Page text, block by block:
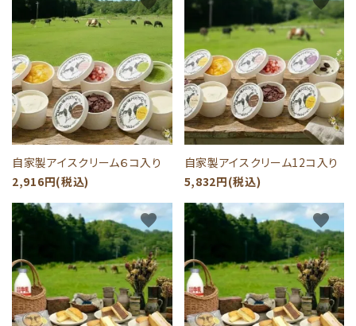
自家製アイスクリーム６コ入り
2,916円(税込)
自家製アイスクリーム12コ入り
5,832円(税込)
favorite favorite